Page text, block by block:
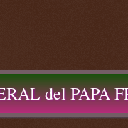
del PAPA